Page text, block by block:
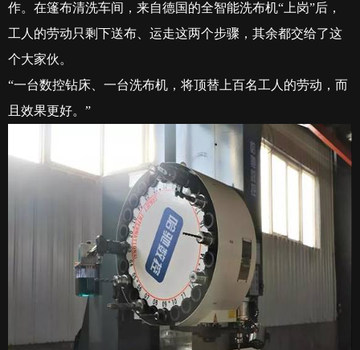
作。在篷布清洗车间，来自德国的全智能洗布机“上岗”后，
工人的劳动只剩下送布、运走这两个步骤，其余都交给了这
个大家伙。
“一台数控钻床、一台洗布机，将顶替上百名工人的劳动，而
且效果更好。”